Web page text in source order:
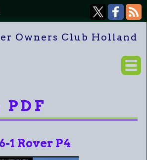
Owners Club Holland
1 Rover P4